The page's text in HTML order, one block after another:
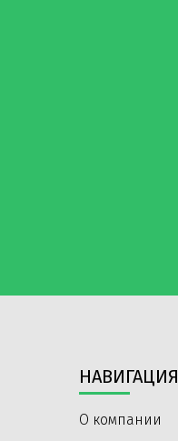
НАВИГАЦИЯ
О компании